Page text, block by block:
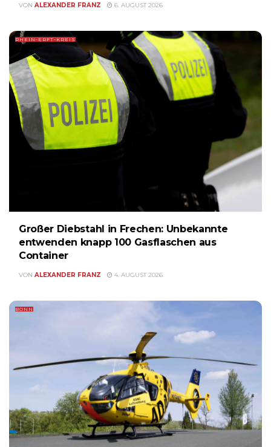
VON ALEXANDER FRANZ 6. AUGUST 2026
RHEIN-ERFT-KREIS
Großer Diebstahl in Frechen: Unbekannte
entwenden knapp 100 Gasflaschen aus
Container
VON ALEXANDER FRANZ 4. AUGUST 2026
BONN